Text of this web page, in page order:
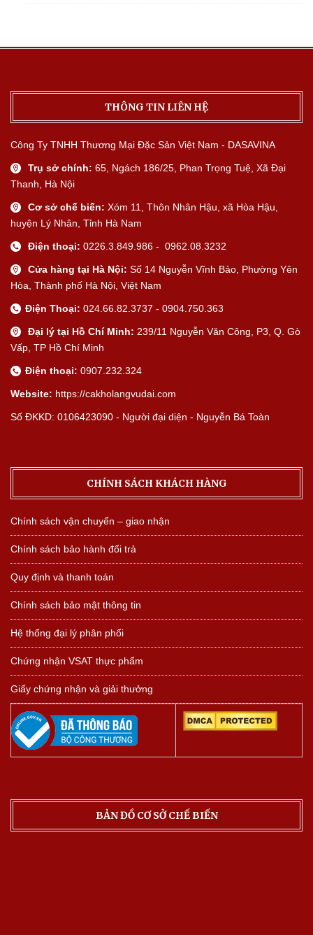
THÔNG TIN LIÊN HỆ
Công Ty TNHH Thương Mại Đặc Sản Việt Nam - DASAVINA
Trụ sở chính: 65, Ngách 186/25, Phan Trọng Tuệ, Xã Đại
Thanh, Hà Nội
Cơ sở chế biến: Xóm 11, Thôn Nhân Hậu, xã Hòa Hậu,
huyện Lý Nhân, Tỉnh Hà Nam
Điện thoại: 0226.3.849.986 - 0962.08.3232
Cửa hàng tại Hà Nội: Số 14 Nguyễn Vĩnh Bảo, Phường Yên
Hòa, Thành phố Hà Nội, Việt Nam
Điện Thoại: 024.66.82.3737 - 0904.750.363
Đại lý tại Hồ Chí Minh: 239/11 Nguyễn Văn Công, P3, Q. Gò
Vấp, TP Hồ Chí Minh
Điện thoại: 0907.232.324
Website: https://cakholangvudai.com
Số ĐKKD: 0106423090 - Người đại diện - Nguyễn Bá Toàn
CHÍNH SÁCH KHÁCH HÀNG
Chính sách vận chuyển – giao nhận
Chính sách bảo hành đổi trả
Quy định và thanh toán
Chính sách bảo mật thông tin
Hệ thống đại lý phân phối
Chứng nhận VSAT thực phẩm
Giấy chứng nhận và giải thưởng
BẢN ĐỒ CƠ SỞ CHẾ BIẾN